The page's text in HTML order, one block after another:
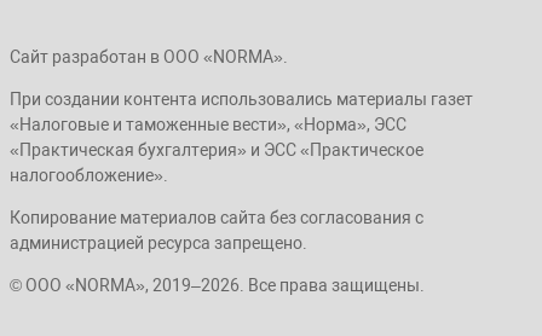
Сайт разработан в ООО «NORMA».
При создании контента использовались материалы газет
«Налоговые и таможенные вести», «Норма», ЭСС
«Практическая бухгалтерия» и ЭСС «Практическое
налогообложение».
Копирование материалов сайта без согласования с
администрацией ресурса запрещено.
© ООО «NORMA», 2019–2026. Все права защищены.